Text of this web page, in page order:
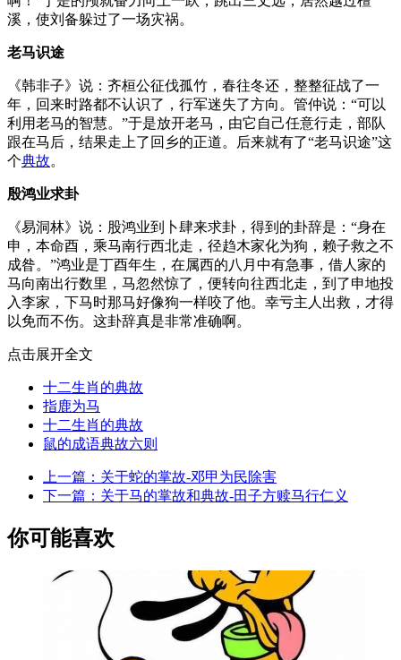
溪，使刘备躲过了一场灾祸。
老马识途
《韩非子》说：齐桓公征伐孤竹，春往冬还，整整征战了一
年，回来时路都不认识了，行军迷失了方向。管仲说：“可以
利用老马的智慧。”于是放开老马，由它自己任意行走，部队
跟在马后，结果走上了回乡的正道。后来就有了“老马识途”这
个典故。
殷鸿业求卦
《易洞林》说：股鸿业到卜肆来求卦，得到的卦辞是：“身在
申，本命酉，乘马南行西北走，径趋木家化为狗，赖子救之不
成昝。”鸿业是丁酉年生，在属西的八月中有急事，借人家的
马向南出行数里，马忽然惊了，便转向往西北走，到了申地投
入李家，下马时那马好像狗一样咬了他。幸亏主人出救，才得
以免而不伤。这卦辞真是非常准确啊。
点击展开全文
十二生肖的典故
指鹿为马
十二生肖的典故
鼠的成语典故六则
上一篇： 关于蛇的掌故-邓甲为民除害
下一篇： 关于马的掌故和典故-田子方赎马行仁义
你可能喜欢